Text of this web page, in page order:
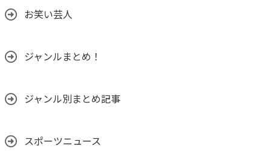
お笑い芸人
ジャンルまとめ！
ジャンル別まとめ記事
スポーツニュース